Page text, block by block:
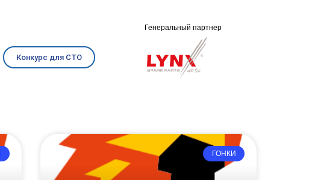
Конкурс для СТО
Генеральный партнер
ГОНКИ